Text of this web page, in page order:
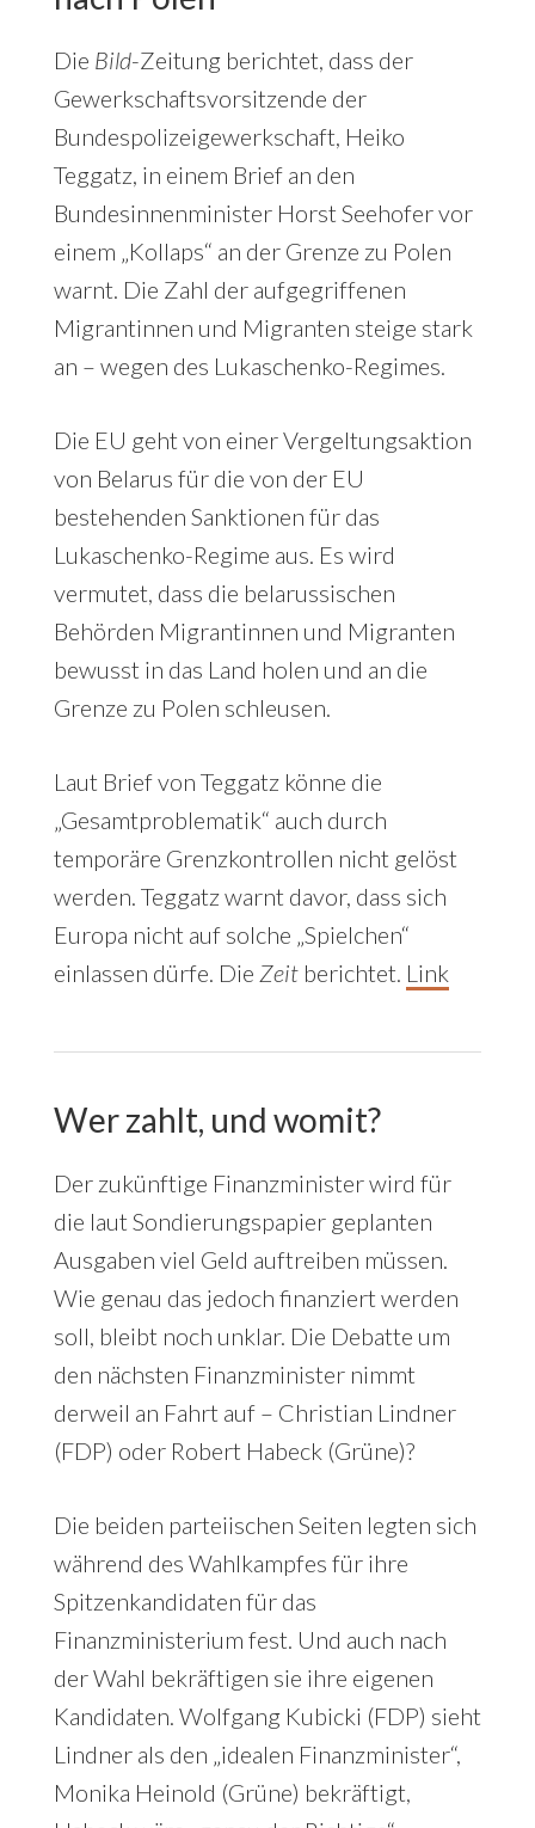
Die Bild-Zeitung berichtet, dass der
Gewerkschaftsvorsitzende der
Bundespolizeigewerkschaft, Heiko
Teggatz, in einem Brief an den
Bundesinnenminister Horst Seehofer vor
einem „Kollaps“ an der Grenze zu Polen
warnt. Die Zahl der aufgegriffenen
Migrantinnen und Migranten steige stark
an – wegen des Lukaschenko-Regimes.
Die EU geht von einer Vergeltungsaktion
von Belarus für die von der EU
bestehenden Sanktionen für das
Lukaschenko-Regime aus. Es wird
vermutet, dass die belarussischen
Behörden Migrantinnen und Migranten
bewusst in das Land holen und an die
Grenze zu Polen schleusen.
Laut Brief von Teggatz könne die
„Gesamtproblematik“ auch durch
temporäre Grenzkontrollen nicht gelöst
werden. Teggatz warnt davor, dass sich
Europa nicht auf solche „Spielchen“
einlassen dürfe. Die Zeitberichtet. Link
Wer zahlt, und womit?
Der zukünftige Finanzminister wird für
die laut Sondierungspapier geplanten
Ausgaben viel Geld auftreiben müssen.
Wie genau das jedoch finanziert werden
soll, bleibt noch unklar. Die Debatte um
den nächsten Finanzminister nimmt
derweil an Fahrt auf – Christian Lindner
(FDP) oder Robert Habeck (Grüne)?
Die beiden parteiischen Seiten legten sich
während des Wahlkampfes für ihre
Spitzenkandidaten für das
Finanzministerium fest. Und auch nach
der Wahl bekräftigen sie ihre eigenen
Kandidaten. Wolfgang Kubicki (FDP) sieht
Lindner als den „idealen Finanzminister“,
Monika Heinold (Grüne) bekräftigt,